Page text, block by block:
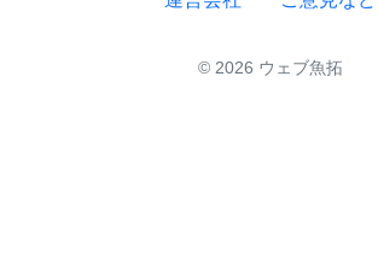
© 2026 ウェブ魚拓